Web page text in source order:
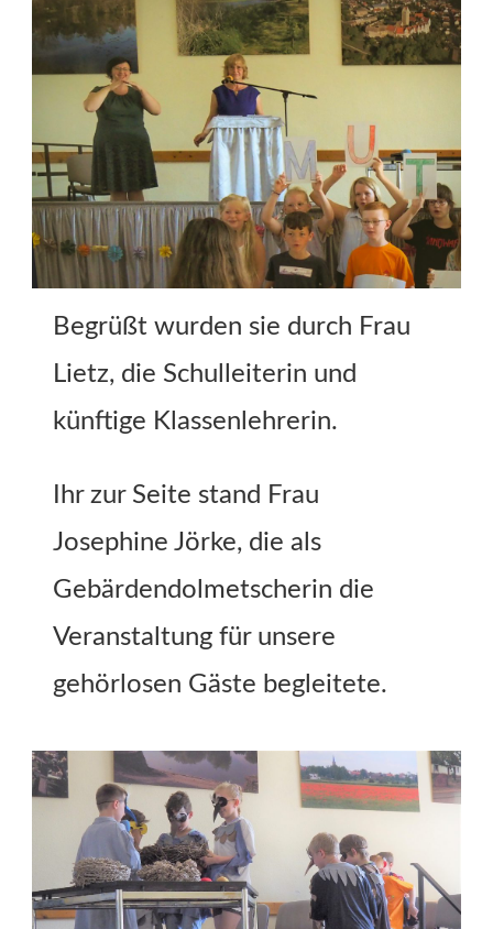
Begrüßt wurden sie durch Frau
Lietz, die Schulleiterin und
künftige Klassenlehrerin.
Ihr zur Seite stand Frau
Josephine Jörke, die als
Gebärdendolmetscherin die
Veranstaltung für unsere
gehörlosen Gäste begleitete.